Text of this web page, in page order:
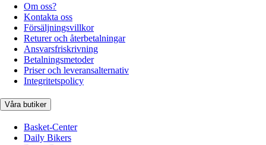
Om oss?
Kontakta oss
Försäljningsvillkor
Returer och återbetalningar
Ansvarsfriskrivning
Betalningsmetoder
Priser och leveransalternativ
Integritetspolicy
Våra butiker
Basket-Center
Daily Bikers